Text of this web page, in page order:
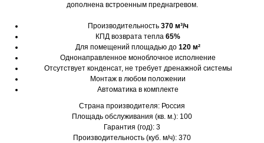
дополнена встроенным преднагревом.
Производительность 370 м³/ч
КПД возврата тепла 65%
Для помещений площадью до 120 м²
Однонаправленное моноблочное исполнение
Отсутствует конденсат, не требует дренажной системы
Монтаж в любом положении
Автоматика в комплекте
Страна производителя: Россия
Площадь обслуживания (кв. м.): 100
Гарантия (год): 3
Производительность (куб. м/ч): 370